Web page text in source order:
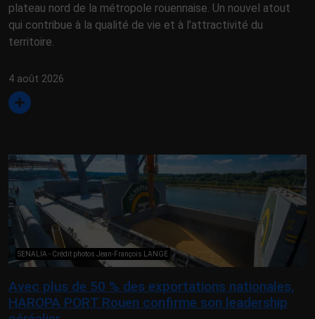
plateau nord de la métropole rouennaise. Un nouvel atout
qui contribue à la qualité de vie et à l’attractivité du
territoire.
4 août 2026
SENALIA - Crédit photos Jean-François LANGE
Avec plus de 50 % des exportations nationales,
HAROPA PORT Rouen confirme son leadership